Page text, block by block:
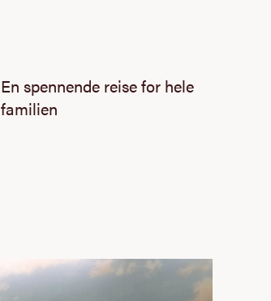
En spennende reise for hele
familien